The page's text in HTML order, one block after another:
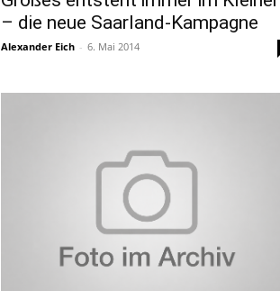
– die neue Saarland-Kampagne
Alexander Eich - 6. Mai 2014